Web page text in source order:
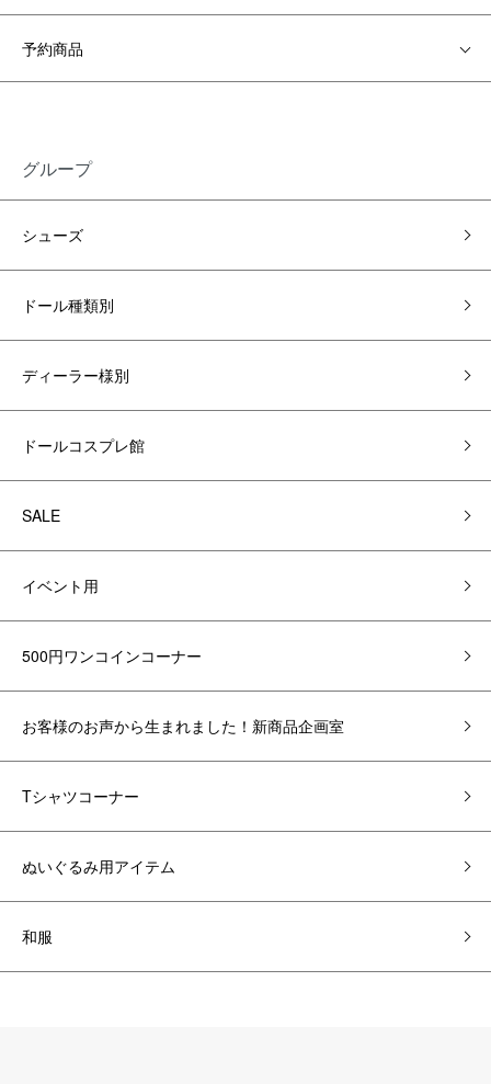
予約商品
グループ
シューズ
ドール種類別
ディーラー様別
ドールコスプレ館
SALE
イベント用
500円ワンコインコーナー
お客様のお声から生まれました！新商品企画室
Tシャツコーナー
ぬいぐるみ用アイテム
和服